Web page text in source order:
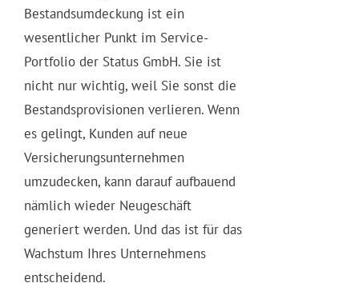
Bestandsumdeckung ist ein
wesentlicher Punkt im Service-
Portfolio der Status GmbH. Sie ist
nicht nur wichtig, weil Sie sonst die
Bestandsprovisionen verlieren. Wenn
es gelingt, Kunden auf neue
Versicherungsunternehmen
umzudecken, kann darauf aufbauend
nämlich wieder Neugeschäft
generiert werden. Und das ist für das
Wachstum Ihres Unternehmens
entscheidend.